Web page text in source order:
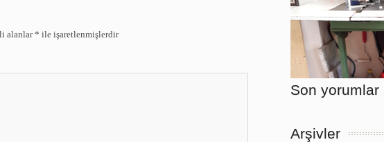
alanlar* ile işaretlenmişlerdir
Son yorumlar
Arşivler